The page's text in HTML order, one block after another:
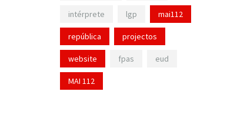
intérprete lgp mai112
república projectos
website fpas eud
MAI 112